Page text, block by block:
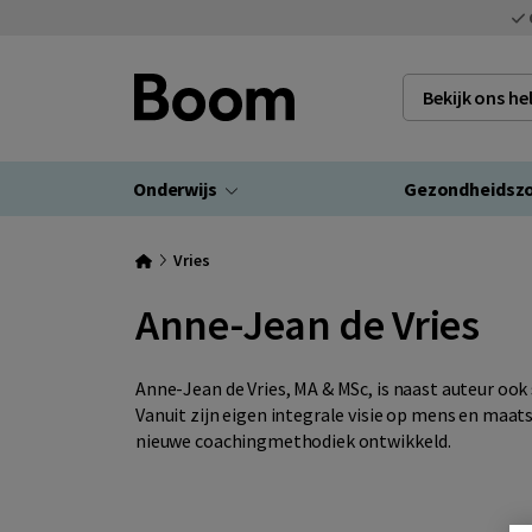
Bekijk ons
Onderwijs
Vries
Anne-Jean de Vries
Anne-Jean de Vries, MA & MSc, is naast auteur
Vanuit zijn eigen integrale visie op mens en
nieuwe coachingmethodiek ontwikkeld.